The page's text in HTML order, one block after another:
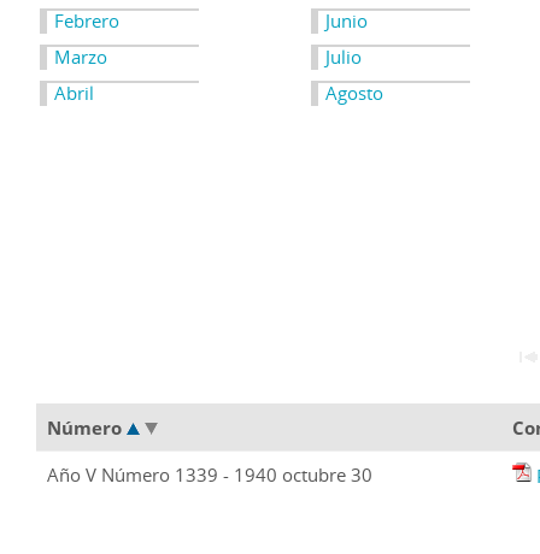
Febrero
Marzo
Abril
Junio
Julio
Agosto
Número
Año V Número 1339 - 1940 octubre 30